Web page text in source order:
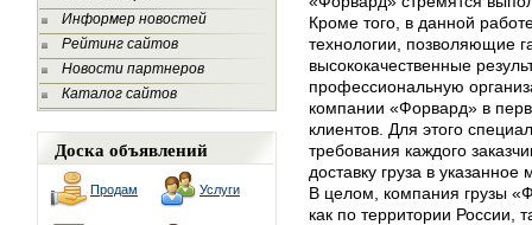
Информер новостей
Рейтинг сайтов
Новости партнеров
Каталог сайтов
Доска объявлений
Продам Услуги
Кроме того, в данной
технологии, позволяющие
высококачественные
профессиональную
компании «Форвард» в
клиентов. Для этого
требования каждого
доставку груза в
В целом, компания грузы
как по территории России,